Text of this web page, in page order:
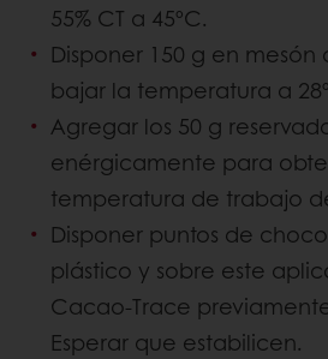
55% CT a 45ºC.
Disponer 150 g en
bajar la temperatura a
Agregar los 50 g
enérgicamente para
temperatura de trabajo
Disponer puntos de
plástico y sobre este
Cacao-Trace
Esperar que estabilicen.